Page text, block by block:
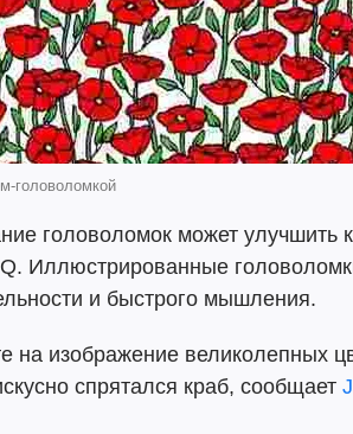
головоломкой
головоломок может улучшить
Иллюстрированные
и быстрого мышления.
на изображение великолепных
спрятался краб, сообщает